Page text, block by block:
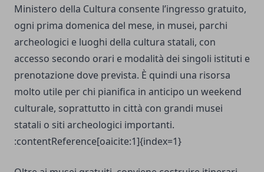
Ministero della Cultura consente l’ingresso gratuito,
ogni prima domenica del mese, in musei, parchi
archeologici e luoghi della cultura statali, con
accesso secondo orari e modalità dei singoli istituti e
prenotazione dove prevista. È quindi una risorsa
molto utile per chi pianifica in anticipo un weekend
culturale, soprattutto in città con grandi musei
statali o siti archeologici importanti.
:contentReference[oaicite:1]{index=1}